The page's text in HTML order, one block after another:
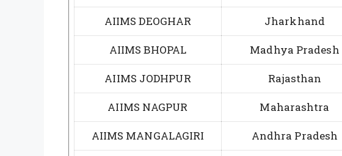
AIIMS DEOGHAR Jharkhand
AIIMS BHOPAL Madhya Pradesh
AIIMS JODHPUR Rajasthan
AIIMS NAGPUR Maharashtra
AIIMS MANGALAGIRI Andhra Pradesh